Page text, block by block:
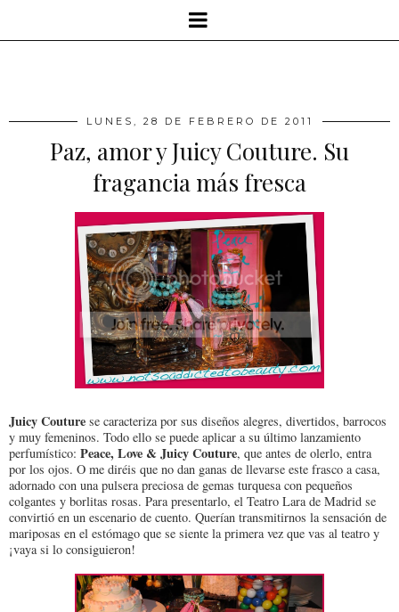
LUNES, 28 DE FEBRERO DE 2011
Paz, amor y Juicy Couture. Su
fragancia más fresca
Juicy Couture se caracteriza por sus diseños alegres, divertidos, barrocos
y muy femeninos. Todo ello se puede aplicar a su último lanzamiento
perfumístico: Peace, Love & Juicy Couture, que antes de olerlo, entra
por los ojos. O me diréis que no dan ganas de llevarse este frasco a casa,
adornado con una pulsera preciosa de gemas turquesa con pequeños
colgantes y borlitas rosas. Para presentarlo, el Teatro Lara de Madrid se
convirtió en un escenario de cuento. Querían transmitirnos la sensación de
mariposas en el estómago que se siente la primera vez que vas al teatro y
¡vaya si lo consiguieron!